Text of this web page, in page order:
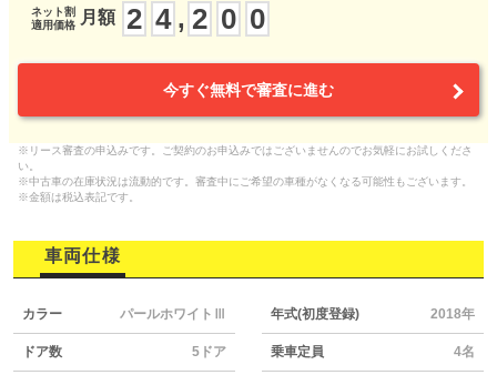
ネット割
適用価格
月額 2 4 , 2 0 0
今すぐ無料で審査に進む
※リース審査の申込みです。ご契約のお申込みではございませんのでお気軽にお試しくださ
い。
※中古車の在庫状況は流動的です。審査中にご希望の車種がなくなる可能性もございます。
※金額は税込表記です。
車両仕様
カラー パールホワイトⅢ 年式(初度登録) 2018年
ドア数 5ドア 乗車定員 4名